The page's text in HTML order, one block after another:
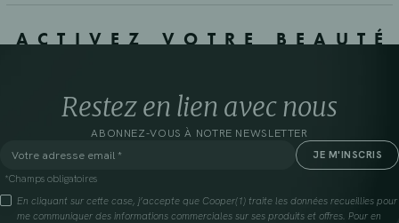
ACTIVEZ VOTRE BEAUTÉ
Restez en lien avec nous
ABONNEZ-VOUS À NOTRE NEWSLETTER
*Champs obligatoires
En cliquant sur cette case, j’accepte que Cooper(1) traite les données recueillies pour
me communiquer des informations commerciales sur ses produits et offres. Pour en